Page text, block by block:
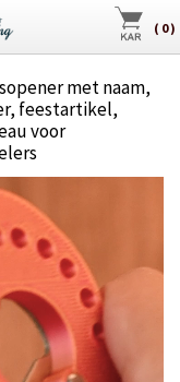
( 0)
met naam,
feestartikel,
voor